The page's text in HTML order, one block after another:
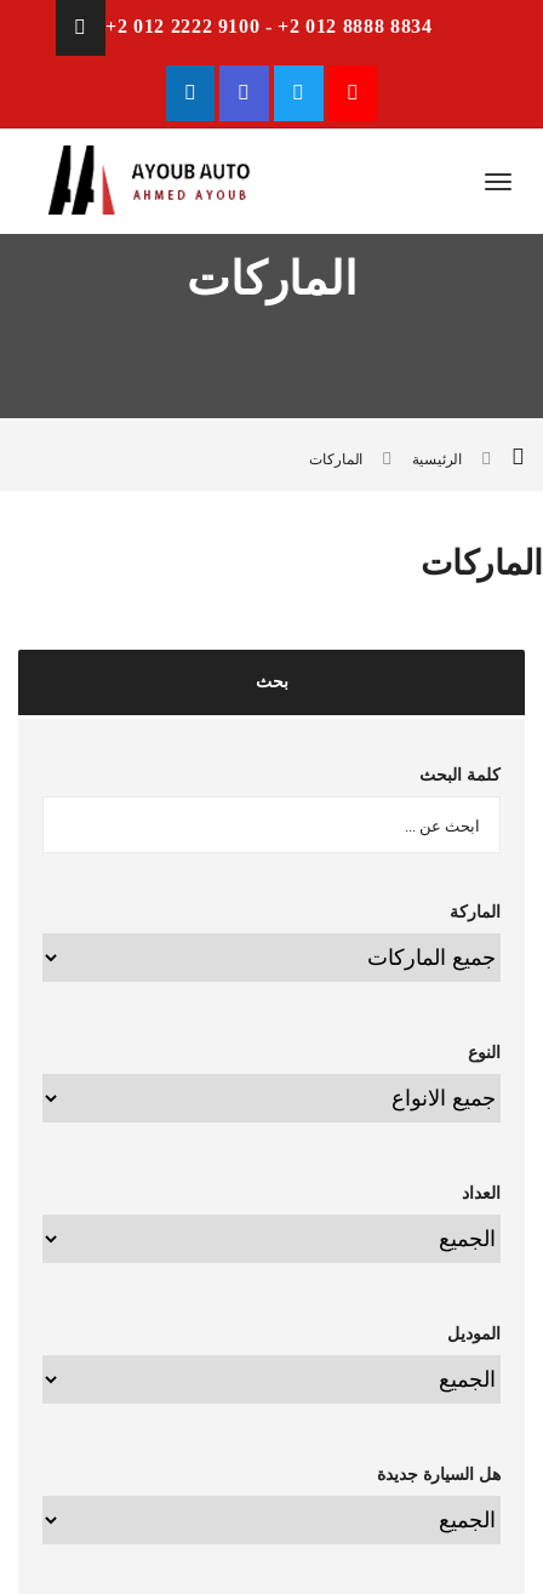
+2 012 2222 9100 - +2 012 8888 8834
الماركات
الماركات الرئيسية
الماركات
بحث
كلمة البحث
الماركة
النوع
العداد
الموديل
هل السيارة جديدة